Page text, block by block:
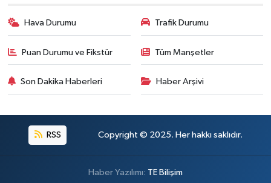
Hava Durumu Trafik Durumu
Puan Durumu ve Fikstür Tüm Manşetler
Son Dakika Haberleri Haber Arşivi
RSS Copyright © 2025. Her hakkı saklıdır.
Haber Yazılımı: TE Bilişim